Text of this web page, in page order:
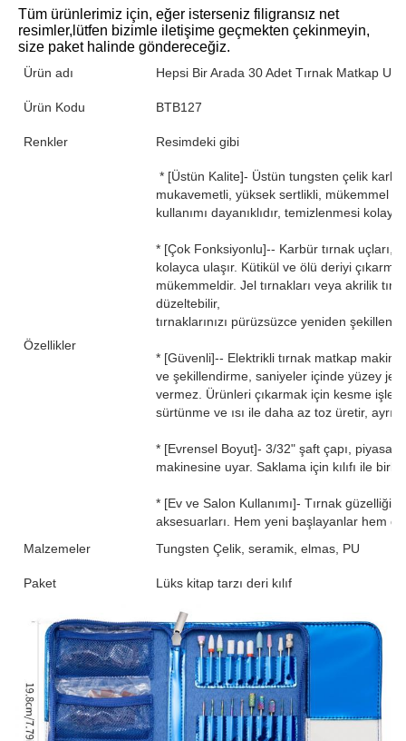
Tüm ürünlerimiz için, eğer isterseniz filigransız net
resimler, lütfen bizimle iletişime geçmekten çekinmeyin,
size paket halinde göndereceğiz.
Ürün adı Hepsi Bir Arada 30 Adet Tırnak Matkap Ucu
Ürün Kodu BTB127
Renkler Resimdeki gibi
Özellikler
* [Üstün Kalite]- Üstün tungsten çelik
mukavemetli, yüksek sertlikli, mükemmel
kullanımı dayanıklıdır, temizlenmesi
* [Çok Fonksiyonlu]-- Karbür tırnak uçları,
kolayca ulaşır. Kütikül ve ölü deriyi
mükemmeldir. Jel tırnakları veya akrilik
düzeltebilir,
tırnaklarınızı pürüzsüzce yeniden
* [Güvenli]-- Elektrikli tırnak matkap
ve şekillendirme, saniyeler içinde yüzey
vermez. Ürünleri çıkarmak için kesme
sürtünme ve ısı ile daha az toz üretir,
* [Evrensel Boyut]- 3/32" şaft çapı,
makinesine uyar. Saklama için kılıfı ile
* [Ev ve Salon Kullanımı]- Tırnak güzelliği
aksesuarları. Hem yeni başlayanlar hem
Malzemeler
Tungsten Çelik, seramik, elmas, PU
Paket Lüks kitap tarzı deri kılıf